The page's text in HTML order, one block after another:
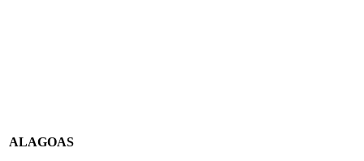
ALAGOAS